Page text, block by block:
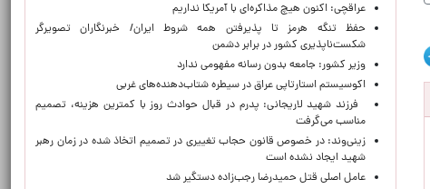
عراقچی: اکنون هیچ مذاکره‌ای با آمریکا نداریم
حفظ تنگه هرمز تا پذیرفتن همه شروط ایران/ خبرنگاران تصویرگر
شکست‌ناپذیری کشور در برابر دشمن
وزیر کشور: جامعه بدون رسانه مفهومی ندارد
اکوسیستم استارتاپی عراق در سیطره شتاب‌دهنده‌‌های غربی
فرزند شهید لاریجانی: پدرم در قبال حوادث روز با کمترین هزینه، تصمیم
مناسب می‌گرفت
زینی‌وند: در خصوص قانون حجاب تغییری در تصمیم اتخاذ شده در زمان رهبر
شهید ایجاد نشده است
عامل اصلی قتل حمیدرضا رجب‌زاده دستگیر شد